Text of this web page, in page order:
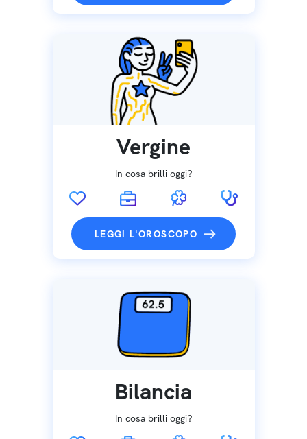
Vergine
In cosa brilli oggi?
LEGGI L'OROSCOPO
Bilancia
In cosa brilli oggi?